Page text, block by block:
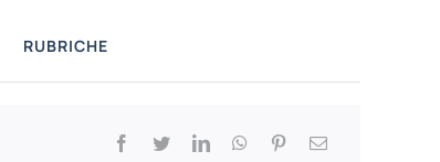
RUBRICHE